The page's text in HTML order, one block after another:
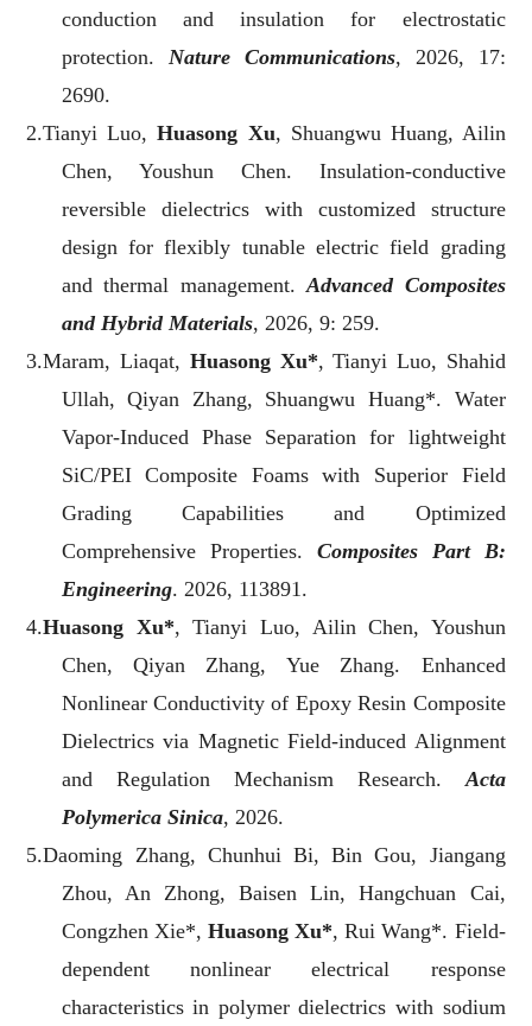
conduction and insulation for electrostatic
protection. Nature Communications, 2026, 17:
2690.
2.Tianyi Luo,Huasong Xu, Shuangwu Huang, Ailin
Chen, Youshun Chen. Insulation-conductive
reversible dielectrics with customized structure
design for flexibly tunable electric field grading
and thermal management. Advanced Composites
and Hybrid Materials, 2026, 9: 259.
3.Maram, Liaqat, Huasong Xu*, Tianyi Luo, Shahid
Ullah, Qiyan Zhang, Shuangwu Huang*. Water
Vapor-Induced Phase Separation for lightweight
SiC/PEI Composite Foams with Superior Field
Grading Capabilities and Optimized
Comprehensive Properties. Composites Part B:
Engineering. 2026, 113891.
4.Huasong Xu*, Tianyi Luo, Ailin Chen, Youshun
Chen, Qiyan Zhang, Yue Zhang.
Enhanced
Nonlinear Conductivity of Epoxy Resin Composite
Dielectrics via Magnetic Field-induced Alignment
and Regulation Mechanism Research. Acta
Polymerica Sinica, 2026.
5.Daoming Zhang, Chunhui Bi, Bin Gou, Jiangang
Zhou, An Zhong, Baisen Lin, Hangchuan Cai,
Congzhen Xie*,Huasong Xu*, Rui Wang*. Field-
dependent nonlinear electrical response
characteristics in polymer dielectrics with sodium